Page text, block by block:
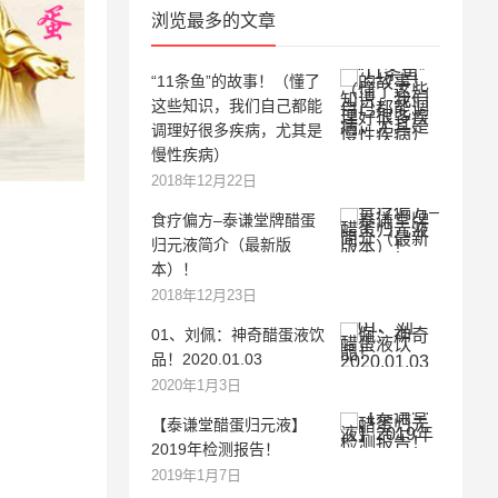
浏览最多的文章
“11条鱼”的故事！（懂了
这些知识，我们自己都能
调理好很多疾病，尤其是
慢性疾病）
2018年12月22日
食疗偏方–泰谦堂牌醋蛋
归元液简介（最新版
本）！
2018年12月23日
01、刘佩：神奇醋蛋液饮
品！2020.01.03
2020年1月3日
【泰谦堂醋蛋归元液】
2019年检测报告！
2019年1月7日